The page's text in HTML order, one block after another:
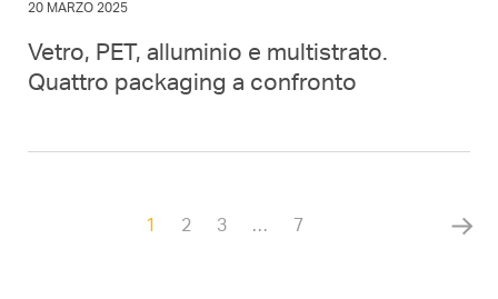
20 MARZO 2025
Vetro, PET, alluminio e multistrato.
Quattro packaging a confronto
1 2 3 … 7